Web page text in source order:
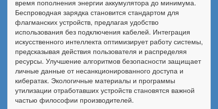
время пополнения энергии аккумулятора до минимума.
Беспроводная зарядка становится стандартом для
флагманских устройств, предлагая удобство
использования без подключения кабелей. Интеграция
искусственного интеллекта оптимизирует работу системы,
предсказывая действия пользователя и распределяя
ресурсы. Улучшение алгоритмов безопасности защищает
личные данные от несанкционированного доступа и
кибератак. Экологичные материалы и программы
утилизации отработавших устройств становятся важной
частью философии производителей.